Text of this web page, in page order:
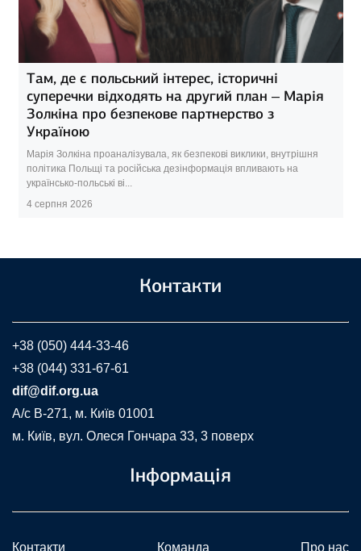
Там, де є польський інтерес, історичні
суперечки відходять на другий план – Марія
Золкіна про безпекове партнерство з
Україною
Марія Золкіна проаналізувала, як безпекові виклики, внутрішня
політика Польщі та російська дезінформація впливають на
українсько-польські ві...
4 серпня 2026
Контакти
+38 (050) 444-33-46
+38 (044) 331-67-61
dif@dif.org.ua
A/c В-271, м. Київ 01001
м. Київ, вул. Олеся Гончара 33, 3 поверх
Інформація
Контакти Команда Про нас